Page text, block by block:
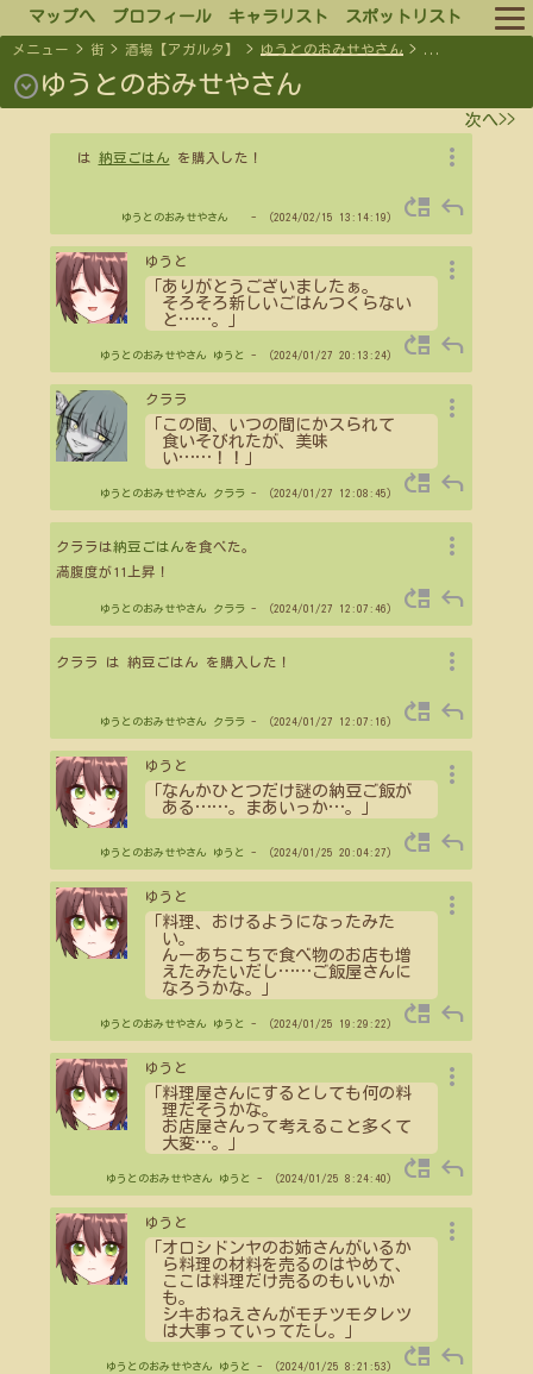
マップへ プロフィール キャラリスト スポットリスト
ログイン
メニュー > 街 > 酒場【アガルタ】 > ゆうとのおみせやさん >
expand_circle_downゆうとのおみせやさん
次へ>>
は 納豆ごはん を購入した！ more_vert
ゆうとのおみせやさん - （2024/02/15 13:14:19） move_up reply
ゆうと
「ありがとうございましたぁ。
そろそろ新しいごはんつくらない
と ……。」
more_vert
ゆうとのおみせやさん ゆうと - （2024/01/27 20:13:24） move_up reply
クララ
「この間、いつの間にかスられて
食いそびれたが、美味
い…… ！！」
more_vert
ゆうとのおみせやさん クララ- （2024/01/27 12:08:45） move_up reply
クララは納豆ごはんを食べた。
満腹度が11上昇！
more_vert
ゆうとのおみせやさん クララ- （2024/01/27 12:07:46） move_up reply
クララ は 納豆ごはん を購入した！ more_vert
ゆうとのおみせやさん クララ- （2024/01/27 12:07:16） move_up reply
ゆうと
「なんかひとつだけ謎の納豆ご飯が
ある ……。まあいっか…。」
more_vert
ゆうとのおみせやさん ゆうと - （2024/01/25 20:04:27） move_up reply
ゆうと
「料理、おけるようになったみた
い。
んーあちこちで食べ物のお店も増
えたみたいだし …… ご飯屋さんに
なろうかな。」
more_vert
ゆうとのおみせやさん ゆうと - （2024/01/25 19:29:22） move_up reply
ゆうと
「料理屋さんにするとしても何の料
理だそうかな。
お店屋さんって考えること多くて
大変…。」
more_vert
ゆうとのおみせやさん ゆうと - （2024/01/25 8:24:40） move_up reply
ゆうと
「オロシドンヤのお姉さんがいるか
ら料理の材料を売るのはやめて、
ここは料理だけ売るのもいいか
も。
シキおねえさんがモチツモタレツ
は大事っていってたし。」
more_vert
ゆうとのおみせやさん ゆうと - （2024/01/25 8:21:53） move_up reply